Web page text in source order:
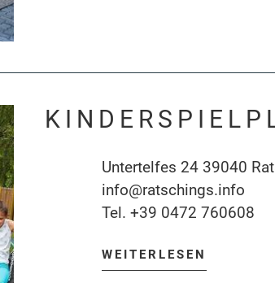
Untertelfes 24 39040
info@ratschings.info
Tel. +39 0472 760608
WEITERLESEN